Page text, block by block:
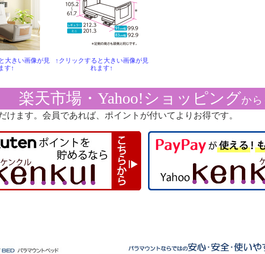
大きい画像が見
す↑
↑クリックすると大きい画像が見
れます↑
楽天市場・Yahoo!ショッピングから
けます。会員であれば、ポイントが付いてよりお得です。